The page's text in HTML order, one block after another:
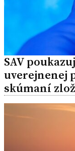
SAV
uverejnenej
skúmaní